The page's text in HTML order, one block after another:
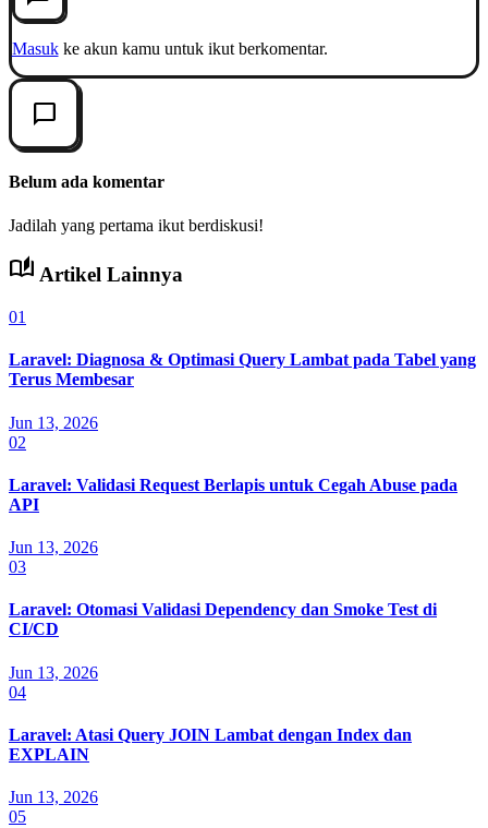
Masukke akun kamu untuk ikut berkomentar.
chat_bubble_outline
Belum ada komentar
Jadilah yang pertama ikut berdiskusi!
auto_stories Artikel Lainnya
01
Laravel: Diagnosa & Optimasi Query Lambat pada Tabel yang
Terus Membesar
Jun 13, 2026
02
Laravel: Validasi Request Berlapis untuk Cegah Abuse pada
API
Jun 13, 2026
03
Laravel: Otomasi Validasi Dependency dan Smoke Test di
CI/CD
Jun 13, 2026
04
Laravel: Atasi Query JOIN Lambat dengan Index dan
EXPLAIN
Jun 13, 2026
05